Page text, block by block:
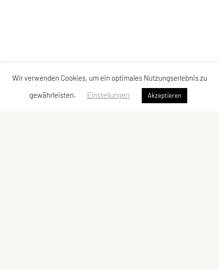
Wir verwenden Cookies, um ein optimales Nutzungserlebnis zu
gewährleisten.
Einstellungen Akzeptieren